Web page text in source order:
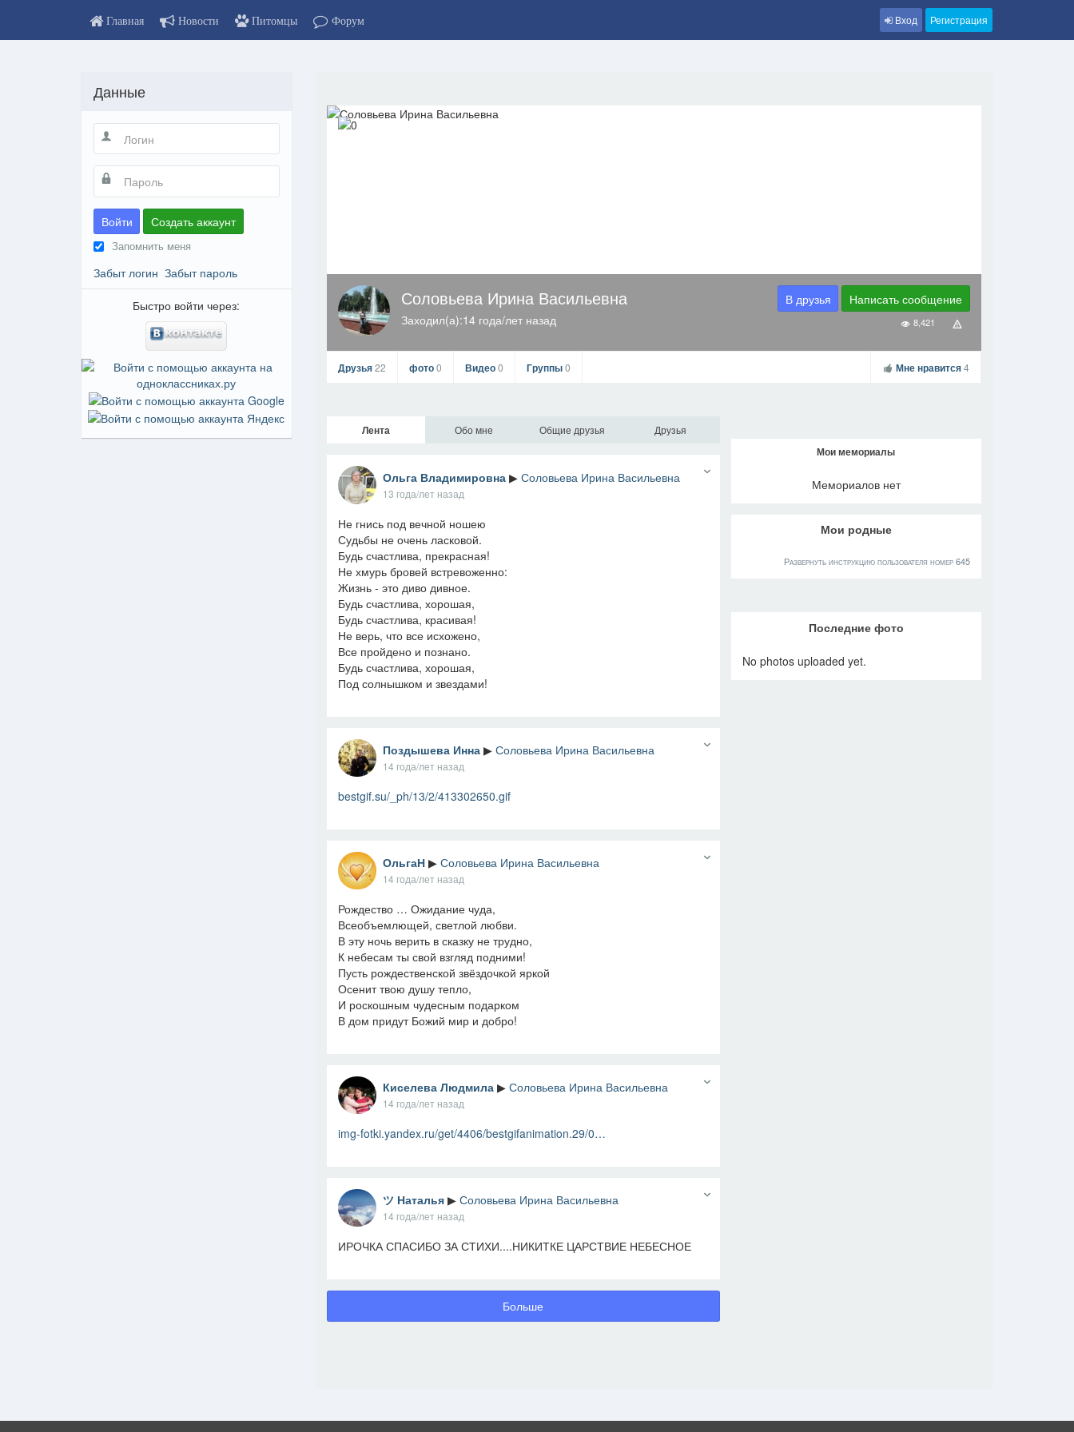
Главная Новости Питомцы Форум Вход Регистрация
Соловьева Ирина Васильевна
Заходил(а):14 года/лет назад
В друзья Написать сообщение
8,421
Друзья22 фото0 Видео0 Группы0 Мне нравится4
Мои мемориалы
Мемориалов нет
Мои родные
Развернуть инструкцию пользователя номер 645
Последние фото
No photos uploaded yet.
Лента Обо мне Общие друзья Друзья
Ольга Владимировна ▶Соловьева Ирина Васильевна
13 года/лет назад
Не гнись под вечной ношею
Судьбы не очень ласковой.
Будь счастлива, прекрасная!
Не хмурь бровей встревоженно:
Жизнь - это диво дивное.
Будь счастлива, хорошая,
Будь счастлива, красивая!
Не верь, что все исхожено,
Все пройдено и познано.
Будь счастлива, хорошая,
Под солнышком и звездами!
Поздышева Инна ▶Соловьева Ирина Васильевна
14 года/лет назад
bestgif.su/_ph/13/2/413302650.gif
ОльгаН ▶Соловьева Ирина Васильевна
14 года/лет назад
Рождество … Ожидание чуда,
Всеобъемлющей, светлой любви.
В эту ночь верить в сказку не трудно,
К небесам ты свой взгляд подними!
Пусть рождественской звёздочкой яркой
Осенит твою душу тепло,
И роскошным чудесным подарком
В дом придут Божий мир и добро!
Киселева Людмила ▶Соловьева Ирина Васильевна
14 года/лет назад
img-fotki.yandex.ru/get/4406/bestgifanimation.29/0…
ツ Наталья ▶Соловьева Ирина Васильевна
14 года/лет назад
ИРОЧКА СПАСИБО ЗА СТИХИ....НИКИТКЕ ЦАРСТВИЕ НЕБЕСНОЕ
Больше
Данные
Войти Создать аккаунт
Запомнить меня
Забыт логин Забыт пароль
Быстро войти через: